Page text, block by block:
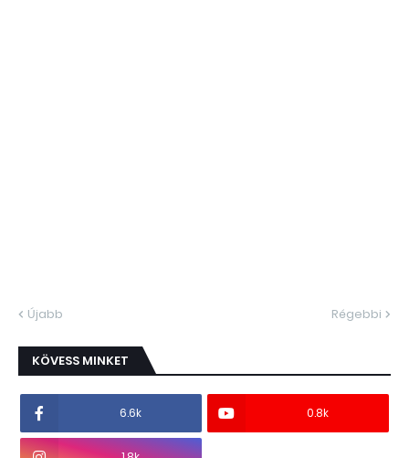
Újabb Régebbi
KÖVESS MINKET
6.6k 0.8k